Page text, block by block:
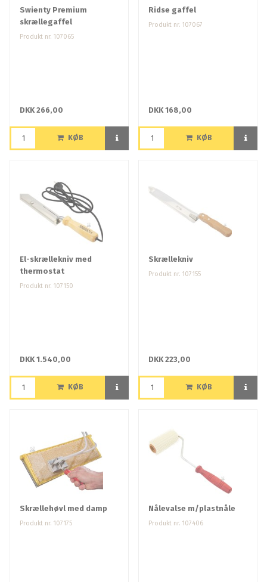
Swienty Premium
skrællegaffel
Produkt nr. 107065
DKK 266,00
KØB
Ridse gaffel
Produkt nr. 107067
DKK 168,00
KØB
El-skrællekniv med
thermostat
Produkt nr. 107150
DKK 1.540,00
KØB
Skrællekniv
Produkt nr. 107155
DKK 223,00
KØB
Skrællehøvl med damp
Produkt nr. 107175
Nålevalse m/plastnåle
Produkt nr. 107406